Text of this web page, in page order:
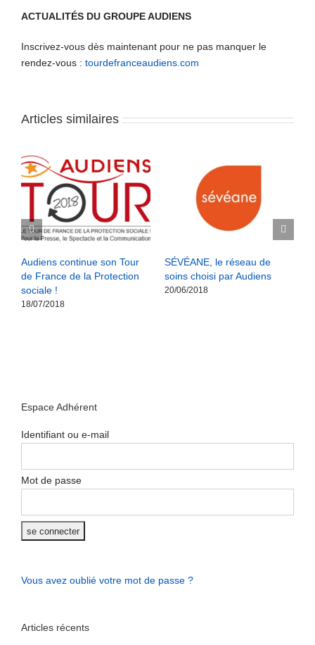
ACTUALITÉS DU GROUPE AUDIENS
Inscrivez-vous dès maintenant pour ne pas manquer le
rendez-vous : tourdefranceaudiens.com
Articles similaires
Audiens continue son Tour
de France de la Protection
sociale !
18/07/2018
SÉVÉANE, le réseau de
soins choisi par Audiens
20/06/2018
Espace Adhérent
Identifiant ou e-mail
Mot de passe
Vous avez oublié votre mot de passe ?
Articles récents